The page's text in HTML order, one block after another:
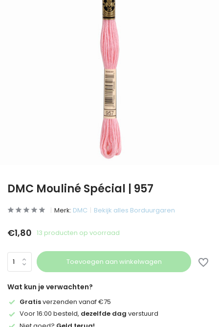
DMC Mouliné Spécial | 957
Merk: DMC Bekijk alles Borduurgaren
€1,80 13 producten op voorraad
Toevoegen aan winkelwagen
Wat kun je verwachten?
Gratisverzenden vanaf €75
Voor 16:00 besteld, dezelfde dag verstuurd